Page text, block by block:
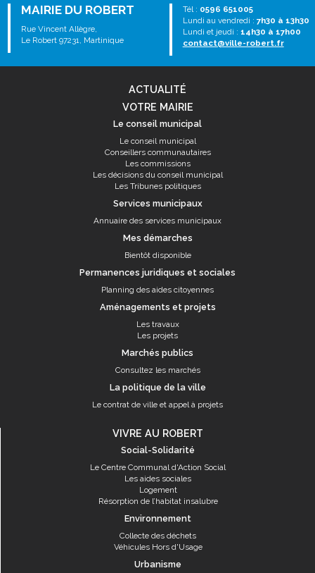
MAIRIE DU ROBERT
Rue Vincent Allègre,
Le Robert 97231, Martinique
Tél : 0596 651005
Lundi au vendredi : 7h30 à 13h30
Lundi et jeudi : 14h30 à 17h00
contact@ville-robert.fr
ACTUALITÉ
VOTRE MAIRIE
Le conseil municipal
Le conseil municipal
Conseillers communautaires
Les commissions
Les décisions du conseil municipal
Les Tribunes politiques
Services municipaux
Annuaire des services municipaux
Mes démarches
Bientôt disponible
Permanences juridiques et sociales
Planning des aides citoyennes
Aménagements et projets
Les travaux
Les projets
Marchés publics
Consultez les marchés
La politique de la ville
Le contrat de ville et appel à projets
VIVRE AU ROBERT
Social-Solidarité
Le Centre Communal d'Action Social
Les aides sociales
Logement
Résorption de l’habitat insalubre
Environnement
Collecte des déchets
Véhicules Hors d'Usage
Urbanisme